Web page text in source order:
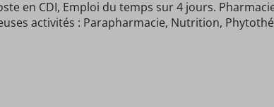
en CDI, Emploi du temps sur 4 jours.
activités : Parapharmacie, Nutrition,